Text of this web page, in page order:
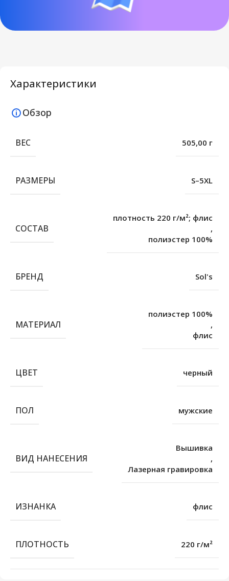
Характеристики
Обзор
ВЕС 505,00 г
РАЗМЕРЫ S–5XL
СОСТАВ
плотность 220 г/м²; флис
,
полиэстер 100%
БРЕНД Sol's
МАТЕРИАЛ
полиэстер 100%
,
флис
ЦВЕТ черный
ПОЛ мужские
ВИД НАНЕСЕНИЯ
Вышивка
,
Лазерная гравировка
ИЗНАНКА флис
ПЛОТНОСТЬ 220 г/м²